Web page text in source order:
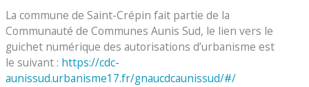
La commune de Saint-Crépin fait partie de la
Communauté de Communes Aunis Sud, le lien vers le
guichet numérique des autorisations d’urbanisme est
le suivant : https://cdc-
aunissud.urbanisme17.fr/gnaucdcaunissud/#/